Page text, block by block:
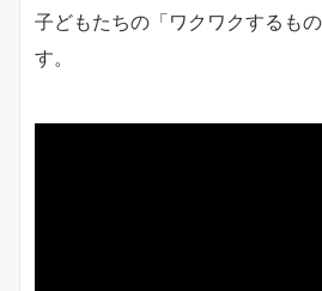
子どもたちの「ワクワクするも
す。